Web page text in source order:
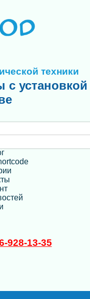
техники
с установкой
928-13-35